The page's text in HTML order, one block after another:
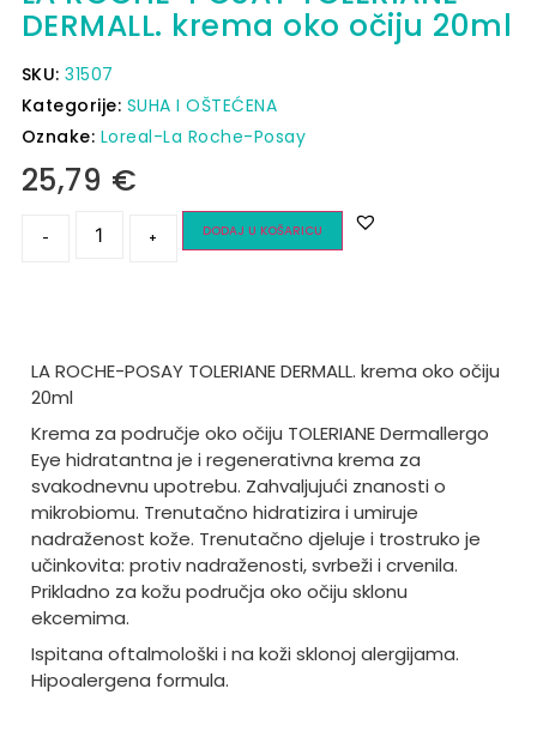
DERMALL. krema oko očiju 20ml
SKU:31507
Kategorije: SUHA I OŠTEĆENA
Oznake: Loreal-La Roche-Posay
25,79 €
- + DODAJ U KOŠARICU
LA ROCHE-POSAY TOLERIANE DERMALL. krema oko očiju
20ml
Krema za područje oko očiju TOLERIANE Dermallergo
Eye hidratantna je i regenerativna krema za
svakodnevnu upotrebu. Zahvaljujući znanosti o
mikrobiomu. Trenutačno hidratizira i umiruje
nadraženost kože. Trenutačno djeluje i trostruko je
učinkovita: protiv nadraženosti, svrbeži i crvenila.
Prikladno za kožu područja oko očiju sklonu
ekcemima.
Ispitana oftalmološki i na koži sklonoj alergijama.
Hipoalergena formula.